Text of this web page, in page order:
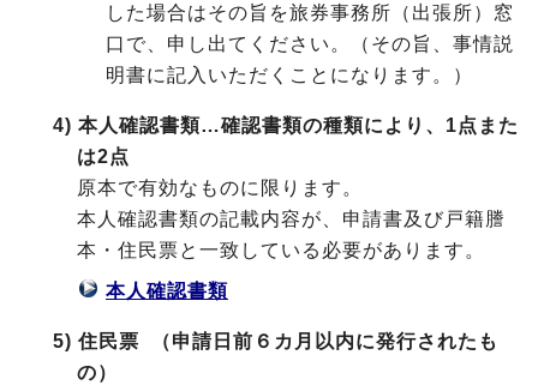
した場合はその旨を旅券事務所（出張所）窓
口で、申し出てください。（その旨、事情説
明書に記入いただくことになります。）
4) 本人確認書類…確認書類の種類により、1点また
は2点
原本で有効なものに限ります。
本人確認書類の記載内容が、申請書及び戸籍謄
本・住民票と一致している必要があります。
本人確認書類
5) 住民票 （申請日前６カ月以内に発行されたも
の）